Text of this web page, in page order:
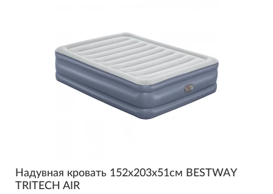
Надувная кровать 152х203х51см BESTWAY
TRITECH AIR